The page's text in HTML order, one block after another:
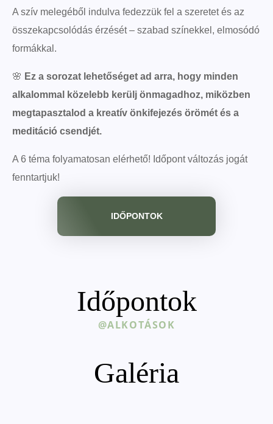
A szív melegéből indulva fedezzük fel a szeretet és az
összekapcsolódás érzését – szabad színekkel, elmosódó
formákkal.
🌸 Ez a sorozat lehetőséget ad arra, hogy minden
alkalommal közelebb kerülj önmagadhoz, miközben
megtapasztalod a kreatív önkifejezés örömét és a
meditáció csendjét.
A 6 téma folyamatosan elérhető! Időpont változás jogát
fenntartjuk!
IDŐPONTOK
Időpontok
@ALKOTÁSOK
Galéria